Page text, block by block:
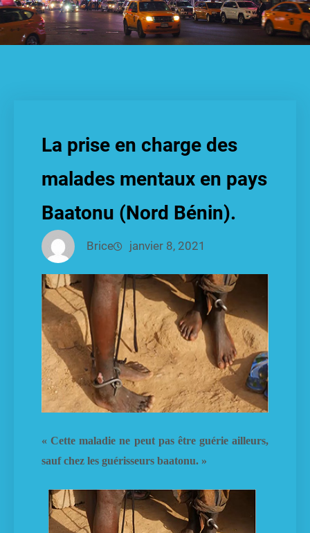
La prise en charge des
malades mentaux en pays
Baatonu (Nord Bénin).
Brice janvier 8, 2021
« Cette maladie ne peut pas être guérie ailleurs,
sauf chez les guérisseurs baatonu. »